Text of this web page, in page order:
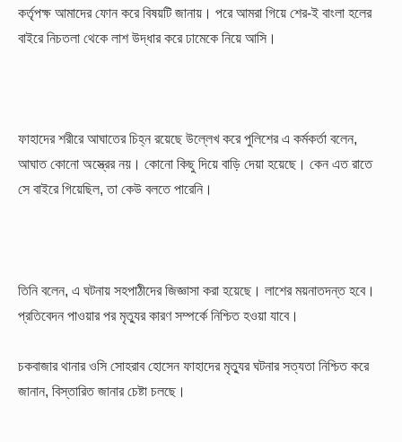
কর্তৃপক্ষ আমাদের ফোন করে বিষয়টি জানায়। পরে আমরা গিয়ে শের-ই বাংলা হলের
বাইরে নিচতলা থেকে লাশ উদ্ধার করে ঢামেকে নিয়ে আসি।
ফাহাদের শরীরে আঘাতের চিহ্ন রয়েছে উল্লেখ করে পুলিশের এ কর্মকর্তা বলেন,
আঘাত কোনো অস্ত্রের নয়। কোনো কিছু দিয়ে বাড়ি দেয়া হয়েছে। কেন এত রাতে
সে বাইরে গিয়েছিল, তা কেউ বলতে পারেনি।
তিনি বলেন, এ ঘটনায় সহপাঠীদের জিজ্ঞাসা করা হয়েছে। লাশের ময়নাতদন্ত হবে।
প্রতিবেদন পাওয়ার পর মৃত্যুর কারণ সম্পর্কে নিশ্চিত হওয়া যাবে।
চকবাজার থানার ওসি সোহরাব হোসেন ফাহাদের মৃত্যুর ঘটনার সত্যতা নিশ্চিত করে
জানান, বিস্তারিত জানার চেষ্টা চলছে।